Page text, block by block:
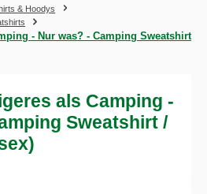
& Hoodys
- Nur was? - Camping Sweatshirt
als Camping -
Sweatshirt /